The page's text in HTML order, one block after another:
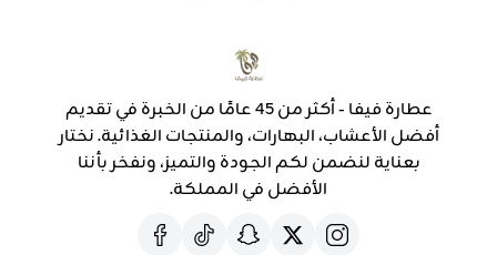
عطارة فيفا - أكثر من 45 عامًا من الخبرة في تقديم
أفضل الأعشاب، البهارات، والمنتجات الغذائية. نختار
بعناية لنضمن لكم الجودة والتميز، ونفخر بأننا
الأفضل في المملكة.